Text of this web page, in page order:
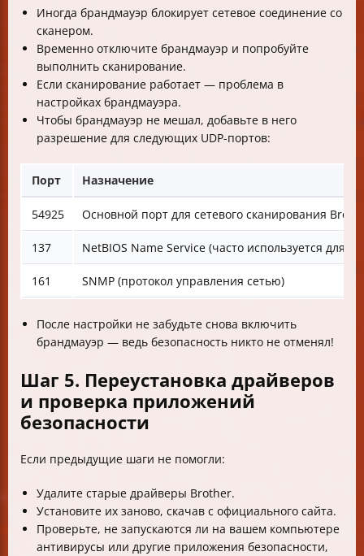
Иногда брандмауэр блокирует сетевое соединение со
сканером.
Временно отключите брандмауэр и попробуйте
выполнить сканирование.
Если сканирование работает — проблема в
настройках брандмауэра.
Чтобы брандмауэр не мешал, добавьте в него
разрешение для следующих UDP-портов:
Порт Назначение
54925 Основной порт для сетевого сканирования
137 NetBIOS Name Service (часто используется для
161 SNMP (протокол управления сетью)
После настройки не забудьте снова включить
брандмауэр — ведь безопасность никто не отменял!
Шаг 5. Переустановка драйверов
и проверка приложений
безопасности
Если предыдущие шаги не помогли:
Удалите старые драйверы Brother.
Установите их заново, скачав с официального сайта.
Проверьте, не запускаются ли на вашем компьютере
антивирусы или другие приложения безопасности,